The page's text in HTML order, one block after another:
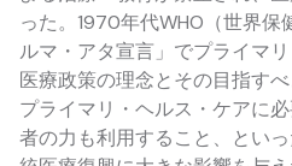
った。1970年代WHO（世界保
ルマ・アタ宣言」でプライマ
医療政策の理念とその目指す
プライマリ・ヘルス・ケアに
者の力も利用すること、とい